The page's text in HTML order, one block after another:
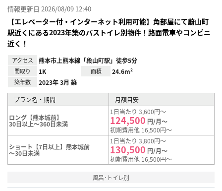
情報更新日 2026/08/09 12:40
【エレベーター付・インターネット利用可能】角部屋にて蔚山町
駅近くにある2023年築のバストイレ別物件！路面電車やコンビニ
近く！
アクセス 熊本市上熊本線「段山町駅」徒歩5分
間取り 1K 面積 24.6m²
築年数 2023年 3月 築
プラン名・期間 月額目安
ロング【熊本城前】
30日以上～360日未満
1日当たり 3,600円～
124,500 円/月～
初期費用他 16,500円～
ショート【7日以上】熊本城前
～30日未満
1日当たり 3,800円～
130,500 円/月～
初期費用他 16,500円～
風呂･トイレ別